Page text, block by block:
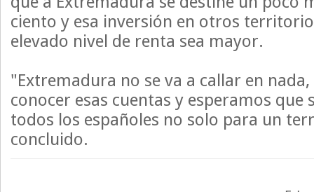
ciento y esa inversión en otros
elevado nivel de renta sea mayor.
"Extremadura no se va a callar en
conocer esas cuentas y esperamos que
todos los españoles no solo para un
concluido.